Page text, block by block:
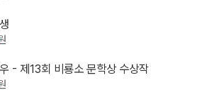
- 제13회 비룡소 문학상 수상작